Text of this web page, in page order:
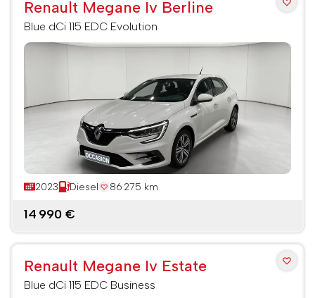
Renault Megane Iv Berline
Blue dCi 115 EDC Evolution
2023 Diesel 86 275 km
14 990 €
Renault Megane Iv Estate
Blue dCi 115 EDC Business